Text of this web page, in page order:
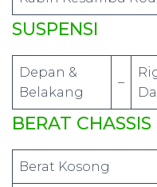
SUSPENSI
Depan &
Belakang
–
BERAT CHASSIS
Berat Kosong